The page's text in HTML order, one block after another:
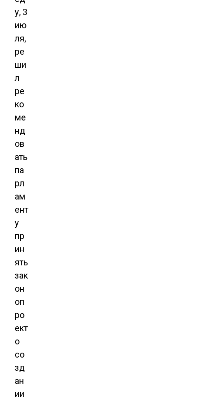
у, 3
ию
ля,
ре
ши
л
ре
ко
ме
нд
ов
ать
па
рл
ам
ент
у
пр
ин
ять
зак
он
оп
ро
ект
о
со
зд
ан
ии